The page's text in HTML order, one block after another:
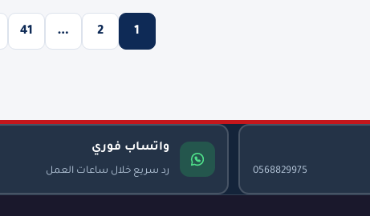
1
2
…
41
0568829975
واتساب فوري
رد سريع خلال ساعات العمل